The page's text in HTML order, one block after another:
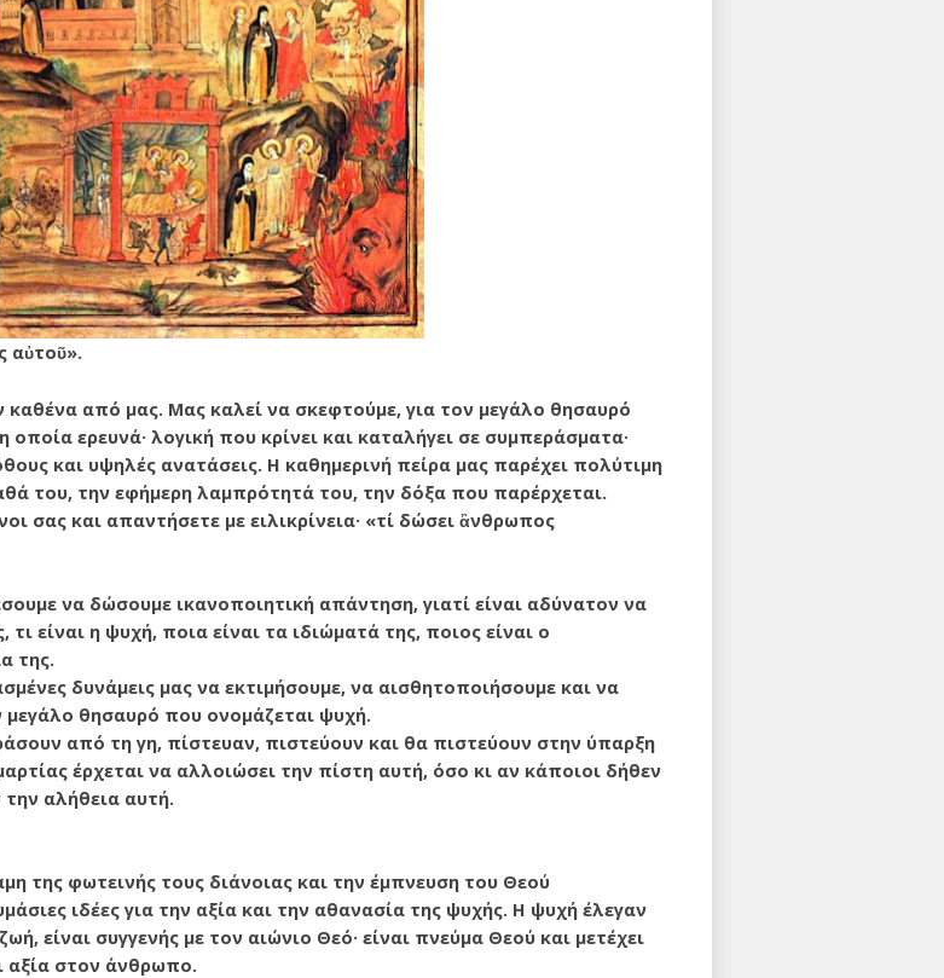
αὐτοῦ».
από μας. Μας καλεί να σκεφτούμε, για τον μεγάλο θησαυρό
ερευνά· λογική που κρίνει και καταλήγει σε συμπεράσματα·
και υψηλές ανατάσεις. Η καθημερινή πείρα μας παρέχει πολύτιμη
του, την εφήμερη λαμπρότητά του, την δόξα που παρέρχεται.
σας και απαντήσετε με ειλικρίνεια· «τί δώσει ἂνθρωπος
να δώσουμε ικανοποιητική απάντηση, γιατί είναι αδύνατον να
είναι η ψυχή, ποια είναι τα ιδιώματά της, ποιος είναι ο
της.
δυνάμεις μας να εκτιμήσουμε, να αισθητοποιήσουμε και να
θησαυρό που ονομάζεται ψυχή.
από τη γη, πίστευαν, πιστεύουν και θα πιστεύουν στην ύπαρξη
έρχεται να αλλοιώσει την πίστη αυτή, όσο κι αν κάποιοι δήθεν
αλήθεια αυτή.
της φωτεινής τους διάνοιας και την έμπνευση του Θεού
ιδέες για την αξία και την αθανασία της ψυχής. Η ψυχή έλεγαν
είναι συγγενής με τον αιώνιο Θεό· είναι πνεύμα Θεού και μετέχει
αξία στον άνθρωπο.